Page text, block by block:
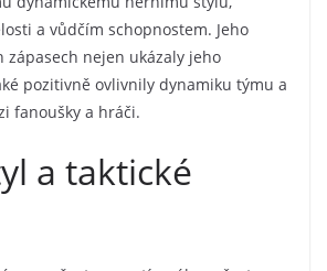
a vůdčím schopnostem. Jeho
zápasech nejen ukázaly jeho
pozitivně ovlivnily dynamiku týmu a
fanoušky a hráči.
a taktické